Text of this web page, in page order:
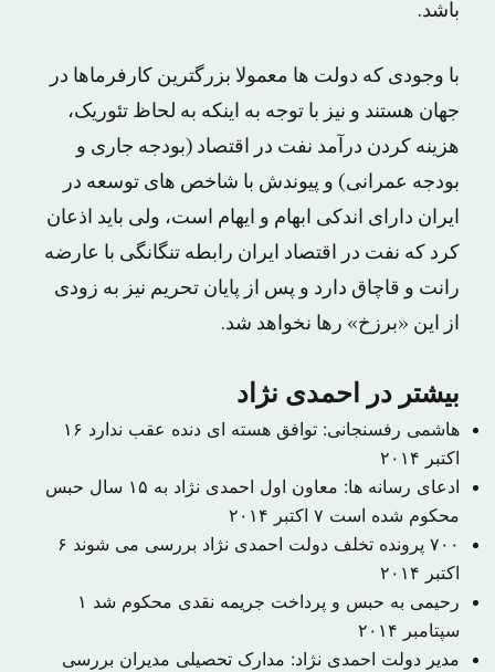
باشد.
با وجودی که دولت ها معمولا بزرگترین کارفرماها در
جهان هستند و نیز با توجه به اینکه به لحاظ تئوریک،
هزینه کردن درآمد نفت در اقتصاد (بودجه جاری و
بودجه عمرانی) و پیوندش با شاخص های توسعه در
ایران دارای اندکی ابهام و ایهام است، ولی باید اذعان
کرد که نفت در اقتصاد ایران رابطه تنگانگی با عارضه
رانت و قاچاق دارد و پس از پایان تحریم نیز به زودی
از این «برزخ» رها نخواهد شد.
بیشتر در احمدی نژاد
هاشمی رفسنجانی: توافق هسته ای دنده عقب ندارد ۱۶
اکتبر ۲۰۱۴
ادعای رسانه ها: معاون اول احمدی نژاد به ۱۵ سال حبس
محکوم شده است ۷ اکتبر ۲۰۱۴
۷۰۰ پرونده تخلف دولت احمدی نژاد بررسی می شوند
۶
اکتبر ۲۰۱۴
رحیمی به حبس و پرداخت جریمه نقدی محکوم شد ۱
سپتامبر ۲۰۱۴
مدیر دولت احمدی نژاد: مدارک تحصیلی مدیران بررسی